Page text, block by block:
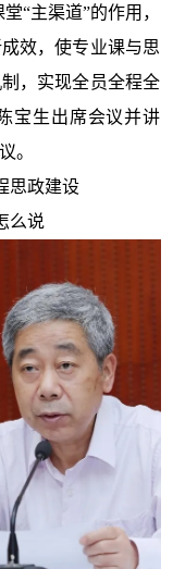
“主渠道”的作用，
效，使专业课与思
，实现全员全程全
宝生出席会议并讲
。
思政建设
么说